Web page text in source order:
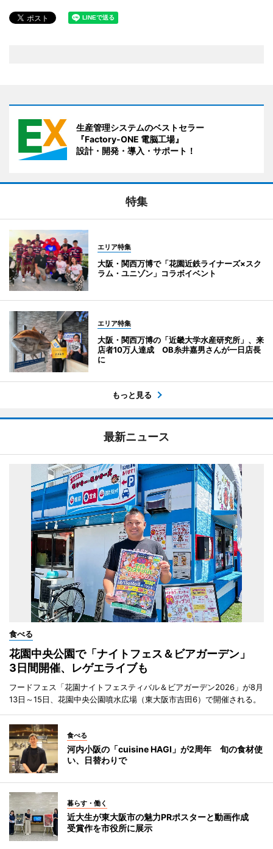
生産管理システムのベストセラー
『Factory-ONE 電脳工場』
設計・開発・導入・サポート！
特集
エリア特集
大阪・関西万博で「花園近鉄ライナーズ×スク
ラム・ユニゾン」コラボイベント
エリア特集
大阪・関西万博の「近畿大学水産研究所」、来
店者10万人達成 OB糸井嘉男さんが一日店長
に
もっと見る
最新ニュース
食べる
花園中央公園で「ナイトフェス＆ビアガーデン」
3日間開催、レゲエライブも
フードフェス「花園ナイトフェスティバル＆ビアガーデン2026」が8月
13日～15日、花園中央公園噴水広場（東大阪市吉田6）で開催される。
食べる
河内小阪の「cuisine HAGI」が2周年 旬の食材使
い、日替わりで
暮らす・働く
近大生が東大阪市の魅力PRポスターと動画作成
受賞作を市役所に展示